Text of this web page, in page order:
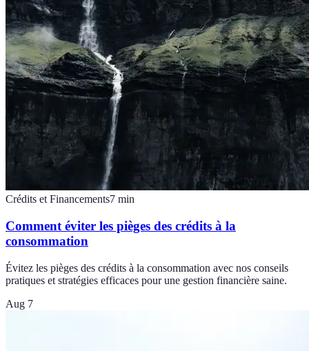
Crédits et Financements7 min
Comment éviter les pièges des crédits à la
consommation
Évitez les pièges des crédits à la consommation avec nos conseils
pratiques et stratégies efficaces pour une gestion financière saine.
Aug 7